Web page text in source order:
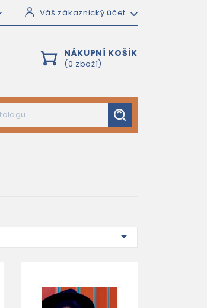
Váš zákaznický účet
NÁKUPNÍ KOŠÍK
(0 zboží)
